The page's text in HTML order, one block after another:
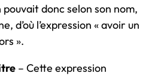
donc selon son nom,
d’où l’expression « avoir un
».
– Cette expression